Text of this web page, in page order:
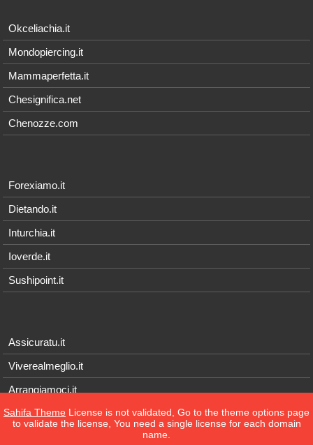
Okceliachia.it
Mondopiercing.it
Mammaperfetta.it
Chesignifica.net
Chenozze.com
Forexiamo.it
Dietando.it
Inturchia.it
Ioverde.it
Sushipoint.it
Assicuratu.it
Viverealmeglio.it
Arrangiamoci.it
Tecnichef.it
Sahifa Theme License is not validated, Go to the theme options page
to validate the license, You need a single license for each domain
name.